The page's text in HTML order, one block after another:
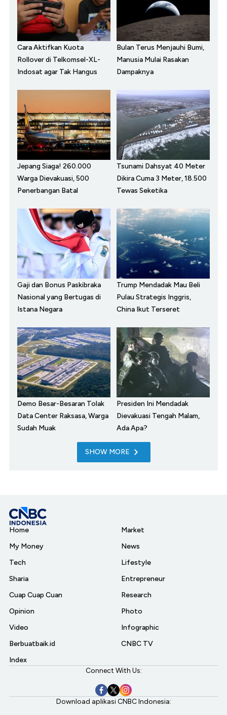
Cara Aktifkan Kuota
Rollover di Telkomsel-XL-
Indosat agar Tak Hangus
Bulan Terus Menjauhi Bumi,
Manusia Mulai Rasakan
Dampaknya
Jepang Siaga! 260.000
Warga Dievakuasi, 500
Penerbangan Batal
Tsunami Dahsyat 40 Meter
Dikira Cuma 3 Meter, 18.500
Tewas Seketika
Gaji dan Bonus Paskibraka
Nasional yang Bertugas di
Istana Negara
Trump Mendadak Mau Beli
Pulau Strategis Inggris,
China Ikut Terseret
Demo Besar-Besaran Tolak
Data Center Raksasa, Warga
Sudah Muak
Presiden Ini Mendadak
Dievakuasi Tengah Malam,
Ada Apa?
SHOW MORE
Home
My Money
Tech
Sharia
Cuap Cuap Cuan
Opinion
Video
Berbuatbaik.id
Index
Market
News
Lifestyle
Entrepreneur
Research
Photo
Infographic
CNBC TV
Connect With Us:
Download aplikasi CNBC Indonesia: